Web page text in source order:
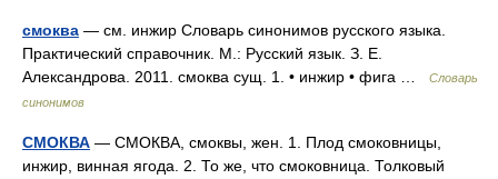
смоква — см. инжир Словарь синонимов русского языка.
Практический справочник. М.: Русский язык. З. Е.
Александрова. 2011. смоква сущ. 1. • инжир • фига …
Словарь
синонимов
СМОКВА — СМОКВА, смоквы, жен. 1. Плод смоковницы,
инжир, винная ягода. 2. То же, что смоковница. Толковый